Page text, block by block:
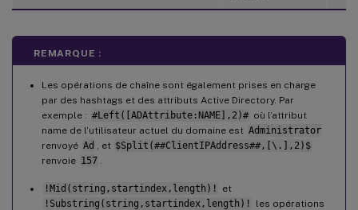
REMARQUE :
Les opérations de chaîne sont également prises en charge
par des hashtags et des attributs Active Directory. Par
exemple : #Left([ADAttribute:NAME],2)# où l’attribut
name de l’utilisateur actuel du domaine est Administrator
renvoyé Ad , et $Split(##ClientIPAddress##,[\.],2)$
renvoie 157
!Mid(string,startindex,length)!
et
!Substring(string,startindex,length)!
les opérations